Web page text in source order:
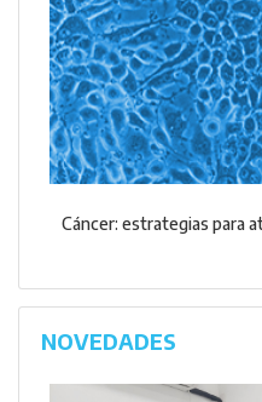
Cáncer: estrategias para
NOVEDADES